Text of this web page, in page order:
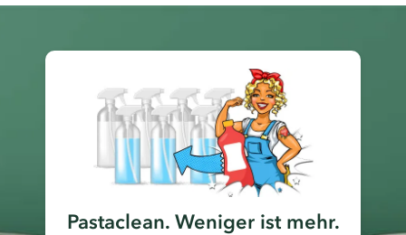
Pastaclean. Weniger ist mehr.